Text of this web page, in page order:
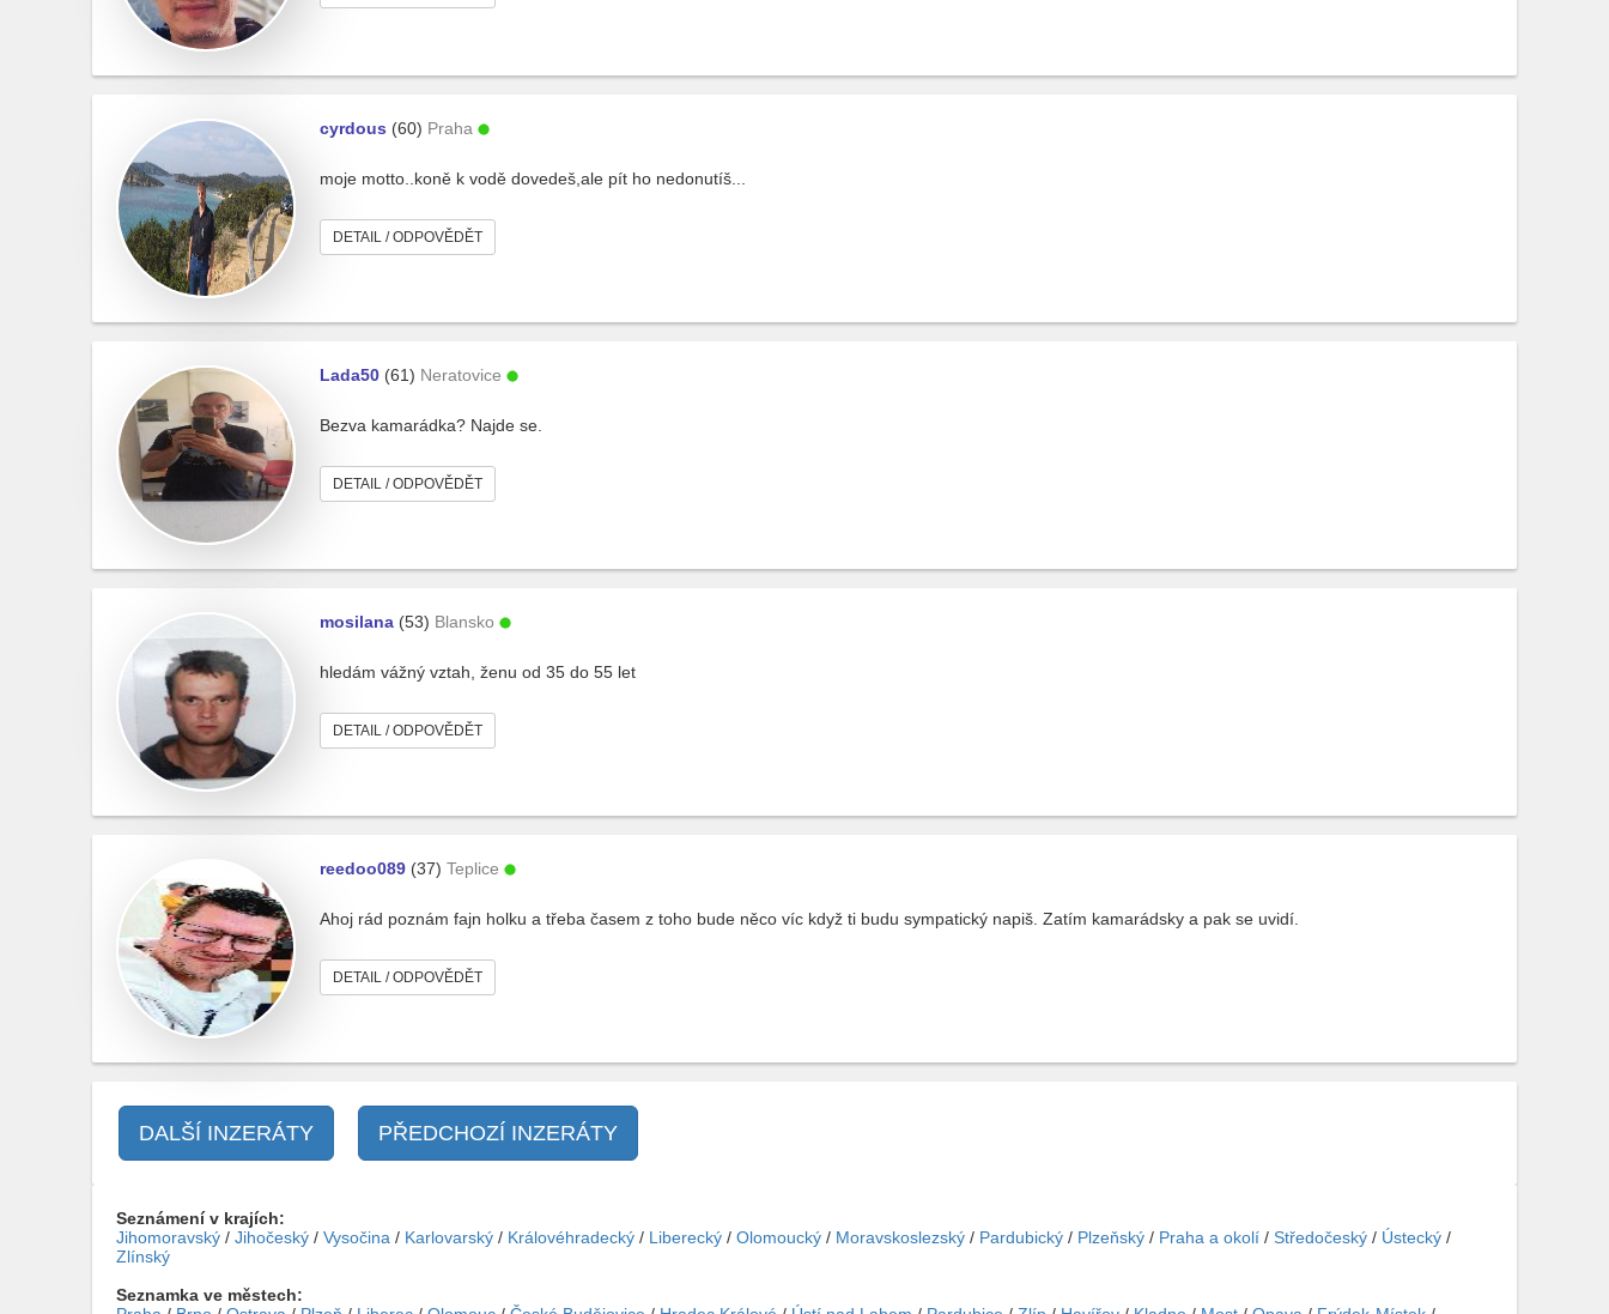
cyrdous (60) Praha
moje motto..koně k vodě dovedeš,ale pít ho nedonutíš...
DETAIL / ODPOVĚDĚT
Lada50 (61) Neratovice
Bezva kamarádka? Najde se.
DETAIL / ODPOVĚDĚT
mosilana (53) Blansko
hledám vážný vztah, ženu od 35 do 55 let
DETAIL / ODPOVĚDĚT
reedoo089 (37) Teplice
Ahoj rád poznám fajn holku a třeba časem z toho bude něco víc když ti budu sympatický napiš. Zatím kamarádsky a pak se uvidí.
DETAIL / ODPOVĚDĚT
DALŠÍ INZERÁTY PŘEDCHOZÍ INZERÁTY
Seznámení v krajích:
Jihomoravský / Jihočeský / Vysočina / Karlovarský / Královéhradecký / Liberecký / Olomoucký / Moravskoslezský / Pardubický / Plzeňský / Praha a okolí / Středočeský / Ústecký /
Zlínský
Seznamka ve městech: